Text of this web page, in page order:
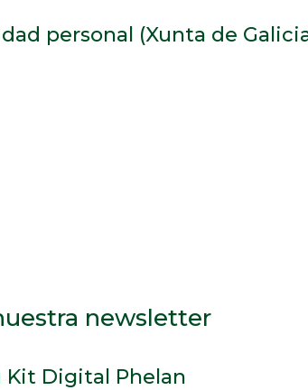
personal (Xunta de
newsletter
Kit Digital Phelan